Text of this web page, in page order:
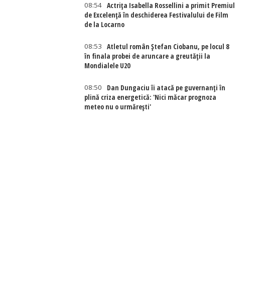
08:54 Actriţa Isabella Rossellini a primit Premiul
de Excelenţă în deschiderea Festivalului de Film
de la Locarno
08:53
Atletul român Ștefan Ciobanu, pe locul 8
în finala probei de aruncare a greutății la
Mondialele U20
08:50
Dan Dungaciu îi atacă pe guvernanți în
plină criza energetică: 'Nici măcar prognoza
meteo nu o urmărești'